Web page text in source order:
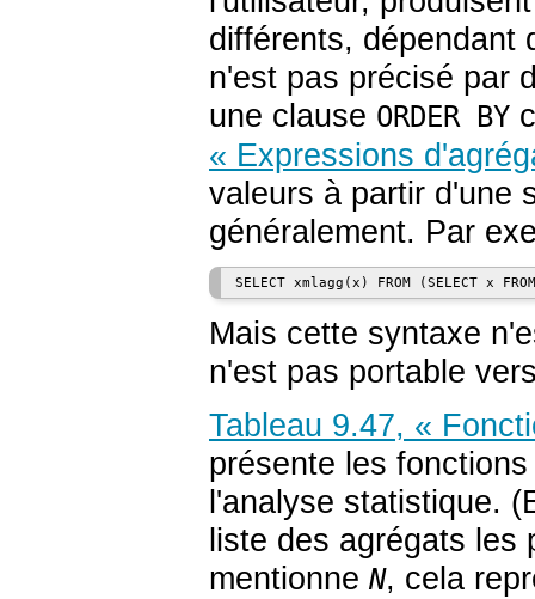
différents, dépendant
n'est pas précisé par
une clause ORDER BY
« Expressions
valeurs à partir d'une
généralement. Par
Mais cette syntaxe
n'est pas portable
Tableau 9.47, «
présente les
l'analyse statistique.
liste des agrégats
mentionne N, cela